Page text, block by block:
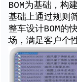
BOM为基础，构
基础上通过规则
整车设计BOM的
场，满足客户个